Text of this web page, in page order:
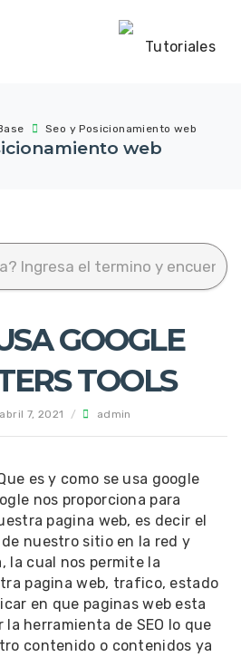
Seo y Posicionamiento web
web
GOOGLE
TOOLS
abril 7, 2021 / admin
es y como se usa google
nos proporciona para
pagina web, es decir el
nuestro sitio en la red y
la cual nos permite la
pagina web, trafico, estado
en que paginas web esta
herramienta de SEO lo que
contenido o contenidos ya